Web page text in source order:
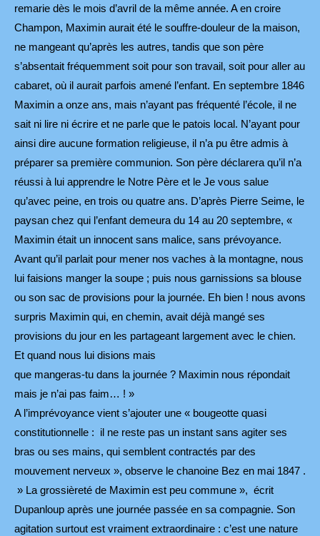
remarie dès le mois d’avril de la même année. A en croire
Champon, Maximin aurait été le souffre-douleur de la maison,
ne mangeant qu’après les autres, tandis que son père
s’absentait fréquemment soit pour son travail, soit pour aller au
cabaret, où il aurait parfois amené l’enfant. En septembre 1846
Maximin a onze ans, mais n’ayant pas fréquenté l’école, il ne
sait ni lire ni écrire et ne parle que le patois local. N’ayant pour
ainsi dire aucune formation religieuse, il n’a pu être admis à
préparer sa première communion. Son père déclarera qu’il n’a
réussi à lui apprendre le Notre Père et le Je vous salue
qu’avec peine, en trois ou quatre ans. D’après Pierre Seime, le
paysan chez qui l’enfant demeura du 14 au 20 septembre, «
Maximin était un innocent sans malice, sans prévoyance.
Avant qu’il parlait pour mener nos vaches à la montagne, nous
lui faisions manger la soupe ; puis nous garnissions sa blouse
ou son sac de provisions pour la journée. Eh bien ! nous avons
surpris Maximin qui, en chemin, avait déjà mangé ses
provisions du jour en les partageant largement avec le chien.
Et quand nous lui disions mais
que mangeras-tu dans la journée ? Maximin nous répondait
mais je n’ai pas faim… ! »
A l’imprévoyance vient s’ajouter une « bougeotte quasi
constitutionnelle : il ne reste pas un instant sans agiter ses
bras ou ses mains, qui semblent contractés par des
mouvement nerveux », observe le chanoine Bez en mai 1847 .
» La grossièreté de Maximin est peu commune », écrit
Dupanloup après une journée passée en sa compagnie. Son
agitation surtout est vraiment extraordinaire : c’est une nature